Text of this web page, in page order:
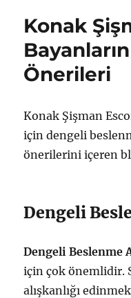
Konak
Önerileri
Konak Şişman
için dengeli
önerilerini içeren
Dengeli
Dengeli Beslenme
için çok önemlidir.
alışkanlığı